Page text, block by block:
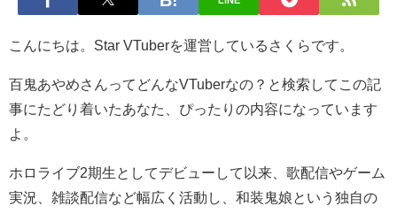
こんにちは。Star VTuberを運営しているさくらです。
百鬼あやめさんってどんなVTuberなの？と検索してこの記
事にたどり着いたあなた、ぴったりの内容になっています
よ。
ホロライブ2期生としてデビューして以来、歌配信やゲーム
実況、雑談配信など幅広く活動し、和装鬼娘という独自の